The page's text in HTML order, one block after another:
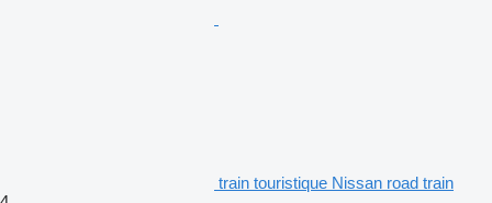
train touristique Nissan road train